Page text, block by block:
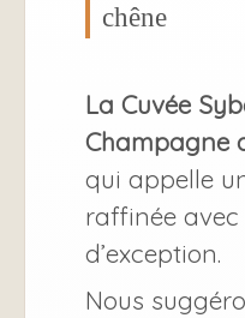
chêne
La Cuvée
Champagne
qui appelle
raffinée
d’exception.
Nous